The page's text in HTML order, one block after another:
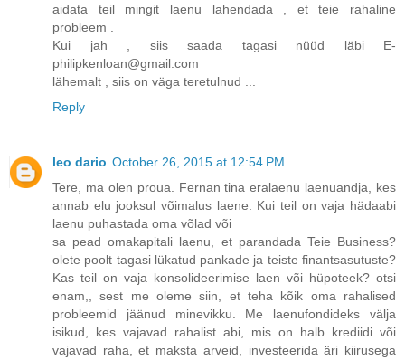
aidata teil mingit laenu lahendada , et teie rahaline
probleem .
Kui jah , siis saada tagasi nüüd läbi E-
philipkenloan@gmail.com
lähemalt , siis on väga teretulnud ...
Reply
leo dario October 26, 2015 at 12:54 PM
Tere, ma olen proua. Fernan tina eralaenu laenuandja, kes
annab elu jooksul võimalus laene. Kui teil on vaja hädaabi
laenu puhastada oma võlad või
sa pead omakapitali laenu, et parandada Teie Business?
olete poolt tagasi lükatud pankade ja teiste finantsasutuste?
Kas teil on vaja konsolideerimise laen või hüpoteek? otsi
enam,, sest me oleme siin, et teha kõik oma rahalised
probleemid jäänud minevikku. Me laenufondideks välja
isikud, kes vajavad rahalist abi, mis on halb krediidi või
vajavad raha, et maksta arveid, investeerida äri kiirusega